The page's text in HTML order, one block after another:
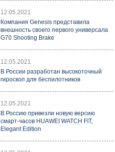
12.05.2021
Компания Genesis представила
внешность своего первого универсала
G70 Shooting Brake
12.05.2021
В России разработан высокоточный
гироскоп для беспилотников
12.05.2021
В Россию привезли новую версию
смарт-часов HUAWEI WATCH FIT,
Elegant Edition